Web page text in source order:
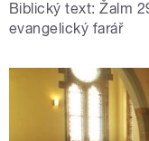
Biblický text: Žalm
evangelický farář